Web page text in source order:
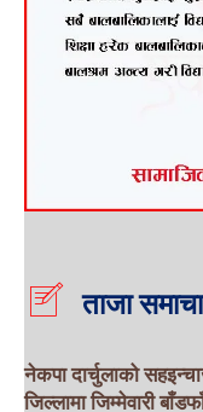
ताजा
नेकपा दार्चुलाको
जिल्लामा जिम्मेवारी